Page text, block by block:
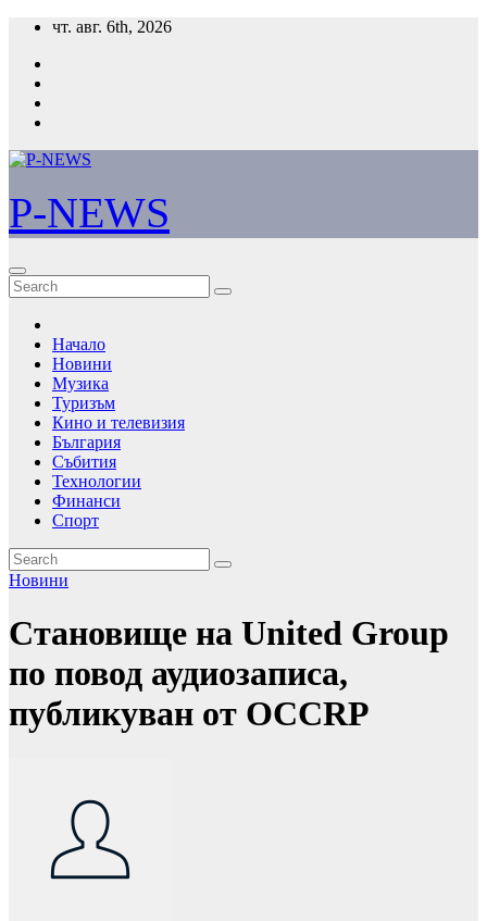
Skip
content
чт. авг. 6th, 2026
P-NEWS
Начало
Новини
Музика
Туризъм
Кино и телевизия
България
Събития
Технологии
Финанси
Спорт
Новини
Становище на United Group
по повод аудиозаписа,
публикуван от OCCRP